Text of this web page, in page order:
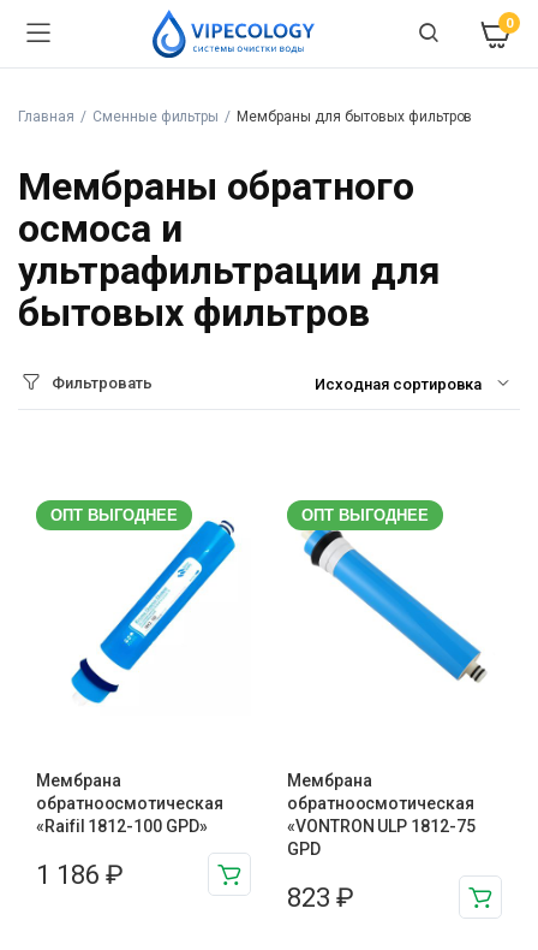
0
Главная Сменные фильтры Мембраны для бытовых фильтров
Мембраны обратного
осмоса и
ультрафильтрации для
бытовых фильтров
Фильтровать
ОПТ ВЫГОДНЕЕ
Мембрана
обратноосмотическая
«Raifil 1812-100 GPD»
1 186 ₽
ОПТ ВЫГОДНЕЕ
Мембрана
обратноосмотическая
«VONTRON ULP 1812-75
GPD
823 ₽